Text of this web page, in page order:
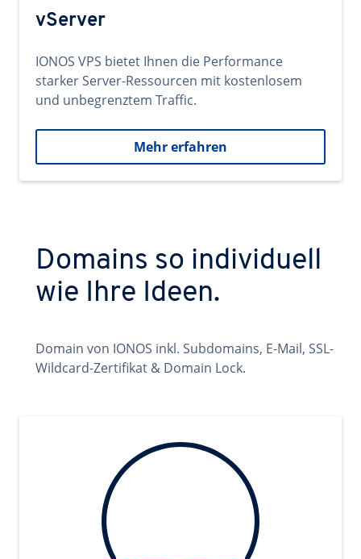
vServer
IONOS VPS bietet Ihnen die Performance
starker Server-Ressourcen mit kostenlosem
und unbegrenztem Traffic.
Mehr erfahren
Domains so individuell
wie Ihre Ideen.
Domain von IONOS inkl. Subdomains, E-Mail, SSL-
Wildcard-Zertifikat & Domain Lock.